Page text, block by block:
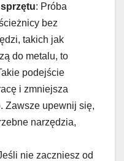
: Próba
bez
takich jak
do metalu, to
podejście
i zmniejsza
Zawsze upewnij się,
narzędzia,
nie zaczniesz od